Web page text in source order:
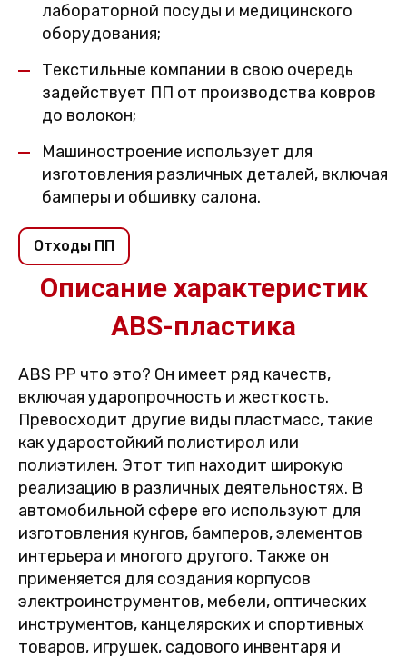
лабораторной посуды и медицинского
оборудования;
Текстильные компании в свою очередь
задействует ПП от производства ковров
до волокон;
Машиностроение использует для
изготовления различных деталей, включая
бамперы и обшивку салона.
Отходы ПП
Описание характеристик
ABS-пластика
ABS PP что это? Он имеет ряд качеств,
включая ударопрочность и жесткость.
Превосходит другие виды пластмасс, такие
как ударостойкий полистирол или
полиэтилен. Этот тип находит широкую
реализацию в различных деятельностях. В
автомобильной сфере его используют для
изготовления кунгов, бамперов, элементов
интерьера и многого другого. Также он
применяется для создания корпусов
электроинструментов, мебели, оптических
инструментов, канцелярских и спортивных
товаров, игрушек, садового инвентаря и